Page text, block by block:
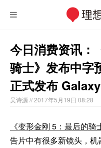
今日消费资讯：
骑士》发布中字
正式发布
吴诗源 // 2017年5月19日 08:28
《变形金刚 5：最后的
告片中有很多新镜头，